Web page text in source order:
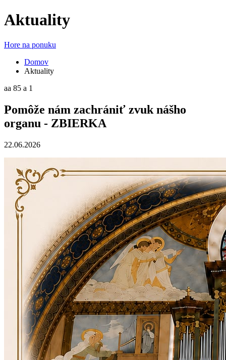
Aktuality
Hore na ponuku
Domov
Aktuality
aa 85 a 1
Pomôže nám zachrániť zvuk nášho
organu - ZBIERKA
22.06.2026